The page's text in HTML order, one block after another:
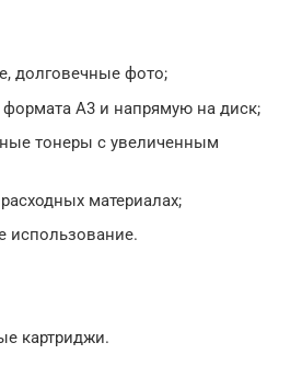
долговечные фото;
формата А3 и напрямую на диск;
тонеры с увеличенным
материалах;
использование.
картриджи.